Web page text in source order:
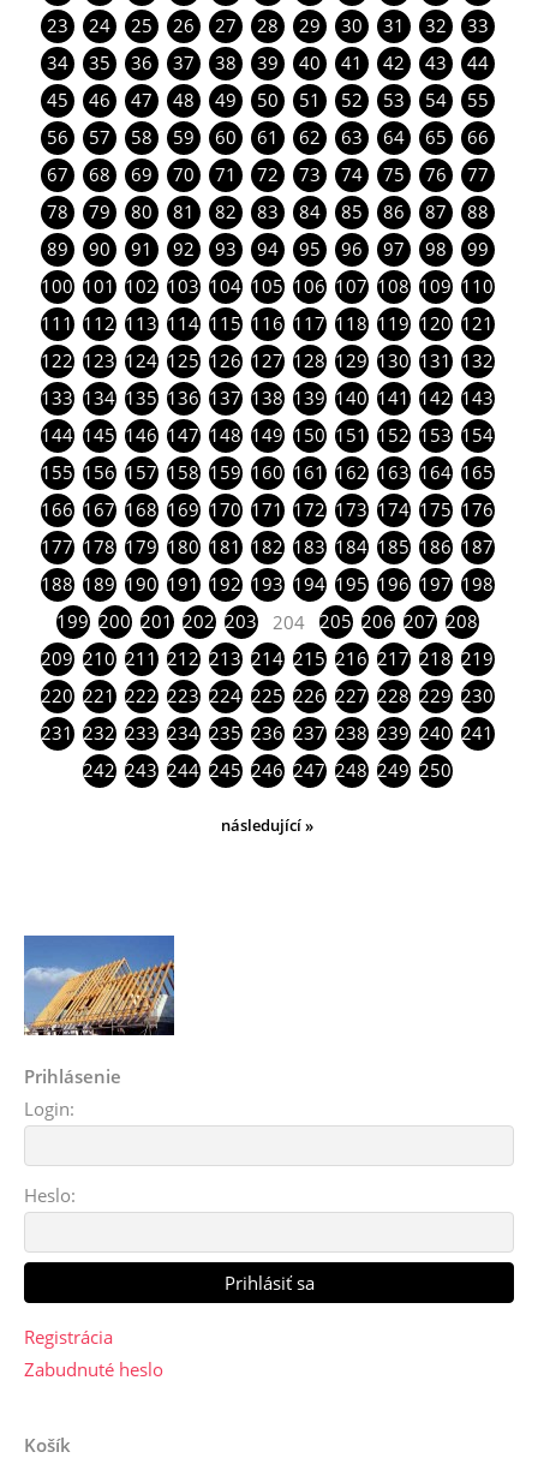
23 24 25 26 27 28 29 30 31 32
33
34
35 36 37 38 39 40 41 42 43
44
45
46 47 48 49 50 51 52 53 54
55
56
57 58 59 60 61 62 63 64 65
66
67
68 69 70 71 72 73 74 75 76
77
78
79 80 81 82 83 84 85 86 87
88
89
90 91 92 93 94 95 96 97 98
99
100 101 102 103 104 105 106 107 108 109 110
111 112 113 114 115 116 117 118 119 120 121
122 123 124 125 126 127 128 129 130 131 132
133 134 135 136 137 138 139 140 141 142 143
144 145 146 147 148 149 150 151 152 153 154
155 156 157 158 159 160 161 162 163 164 165
166 167 168 169 170 171 172 173 174 175 176
177 178 179 180 181 182 183 184 185 186 187
188 189 190 191 192 193 194 195 196 197 198
199 200 201 202 203 204 205 206 207 208
209 210 211 212 213 214 215 216 217 218 219
220 221 222 223 224 225 226 227 228 229 230
231 232 233 234 235 236 237 238 239 240 241
242 243 244 245 246 247 248 249 250
následující »
Prihlásenie
Login:
Heslo:
Registrácia
Zabudnuté heslo
Košík